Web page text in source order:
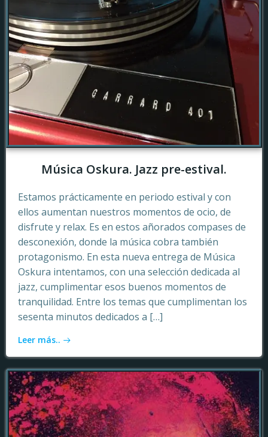
Música Oskura. Jazz pre-estival.
Estamos prácticamente en periodo estival y con
ellos aumentan nuestros momentos de ocio, de
disfrute y relax. Es en estos añorados compases de
desconexión, donde la música cobra también
protagonismo. En esta nueva entrega de Música
Oskura intentamos, con una selección dedicada al
jazz, cumplimentar esos buenos momentos de
tranquilidad. Entre los temas que cumplimentan los
sesenta minutos dedicados a […]
Leer más..